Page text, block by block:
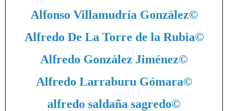
Alfonso Villamudría González©
Alfredo De La Torre de la Rubia©
Alfredo González Jiménez©
Alfredo Larraburu Gómara©
alfredo saldaña sagredo©